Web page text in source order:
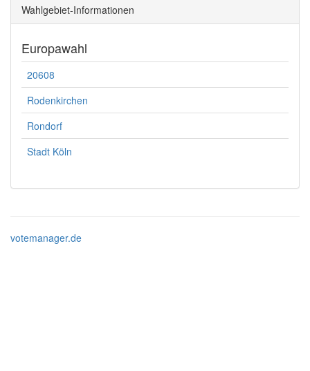
Wahlgebiet-Informationen
Europawahl
20608
Rodenkirchen
Rondorf
Stadt Köln
votemanager.de